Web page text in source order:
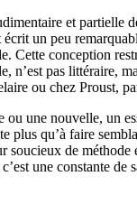
et partielle
un peu
Cette conception
n’est pas littéraire,
ou chez Proust,
ou une nouvelle, un
plus qu’à faire
soucieux de
une constante